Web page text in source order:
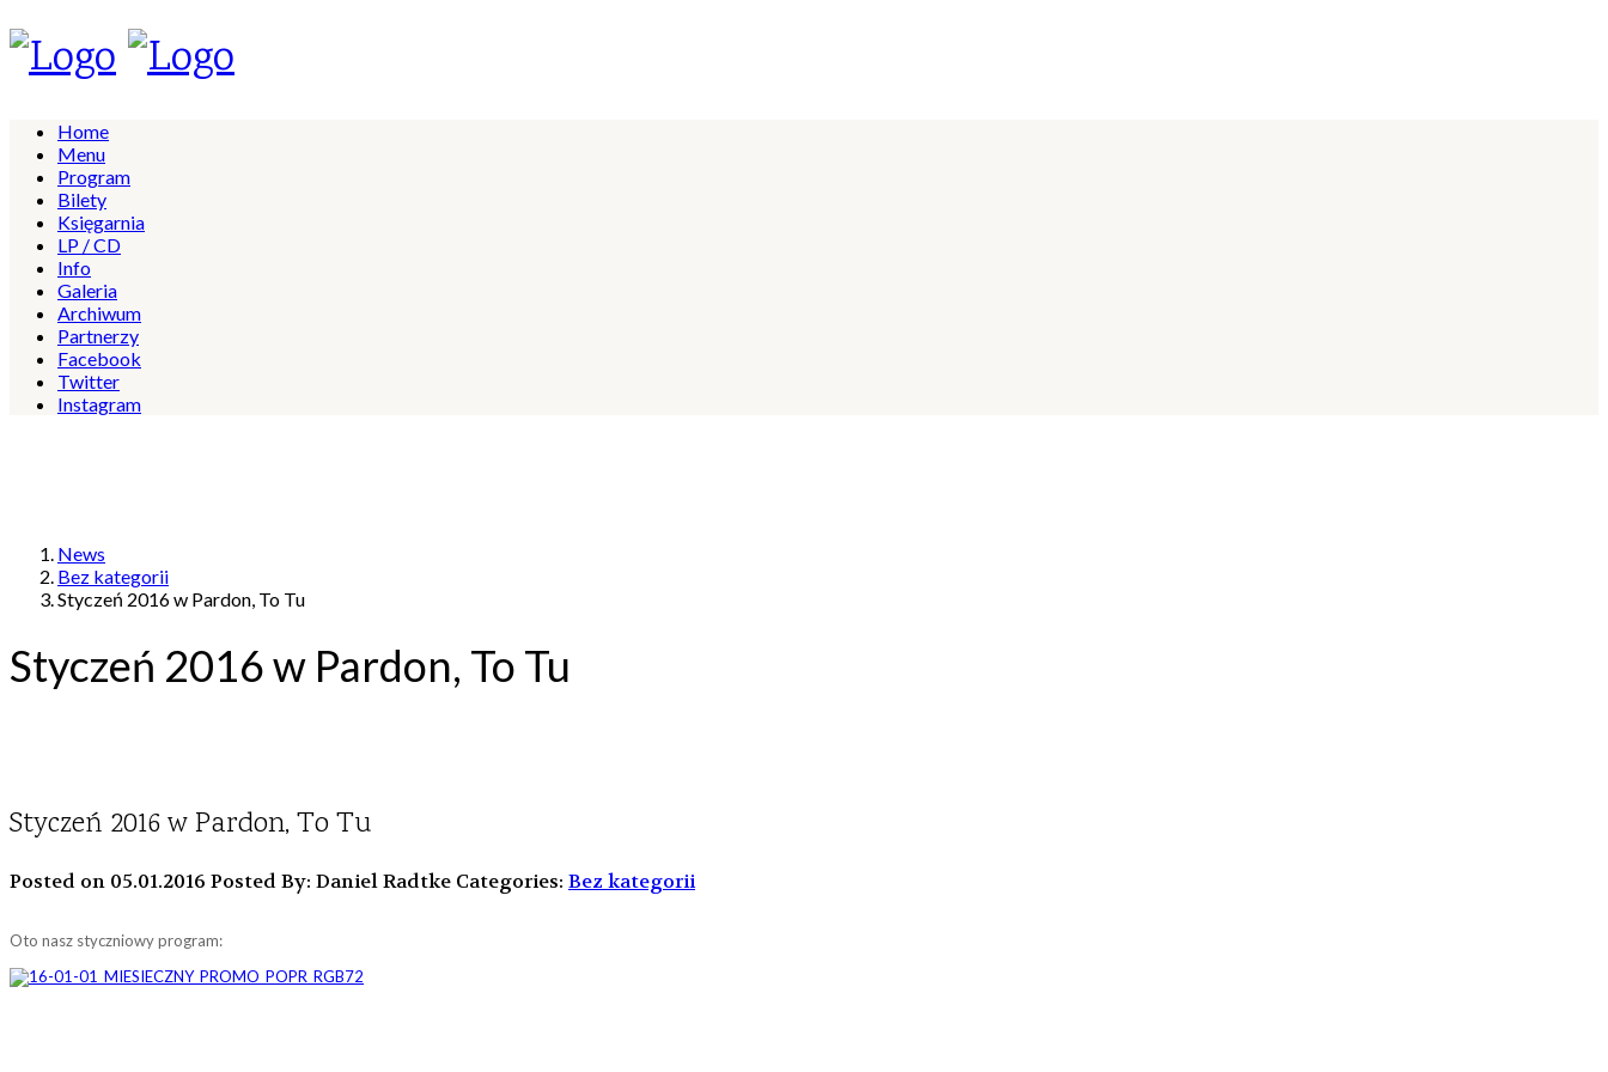
Home
Menu
Program
Bilety
Księgarnia
LP / CD
Info
Galeria
Archiwum
Partnerzy
Facebook
Twitter
Instagram
News
Bez kategorii
Styczeń 2016 w Pardon, To Tu
Styczeń 2016 w Pardon, To Tu
Styczeń 2016 w Pardon, To Tu
Posted on 05.01.2016 Posted By: Daniel Radtke Categories: Bez kategorii
Oto nasz styczniowy program: